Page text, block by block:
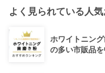
よく見られている人
ホワイトニン
の多い市販品